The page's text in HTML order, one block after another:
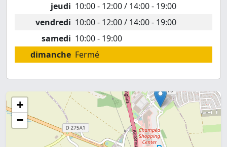
jeudi 10:00 - 12:00 / 14:00 - 19:00
vendredi 10:00 - 12:00 / 14:00 - 19:00
samedi 10:00 - 19:00
dimanche Fermé
+
−